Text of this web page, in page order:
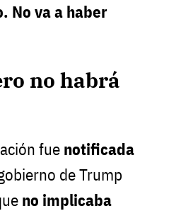
No va a haber
no habrá
fue notificada
de Trump
no implicaba